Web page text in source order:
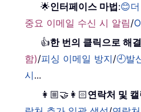
🌟인터페이스 마법:😊
중요 이메일 수신 시 알림/
👍한 번의 클릭으로 해결
함)/피싱 이메일 방지/🕘발
시...
👩🏼‍🤝‍👩🏻연락처 및 캘